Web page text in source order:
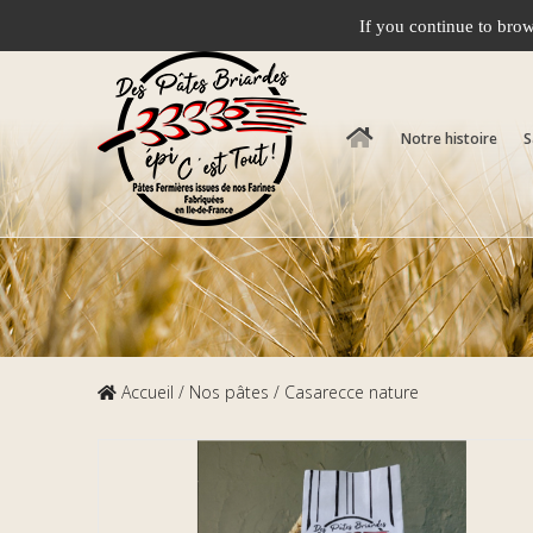
35 rue de la Léchelle, 77610
Notre histoire
Accueil / Nos pâtes / Casarecce nature
If you continue to